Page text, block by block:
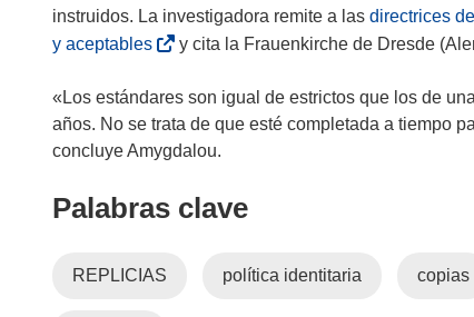
v
a
e
n
a
b
r
r
á
n
instruidos. La investigadora remite a las directrices
y aceptables(
e
a
b
i
e
y cita la Frauenkirche de Dresde
«Los estándares son igual de estrictos que los de
años. No se trata de que esté completada a tiempo
concluye Amygdalou.
Palabras clave
REPLICIAS política identitaria copias